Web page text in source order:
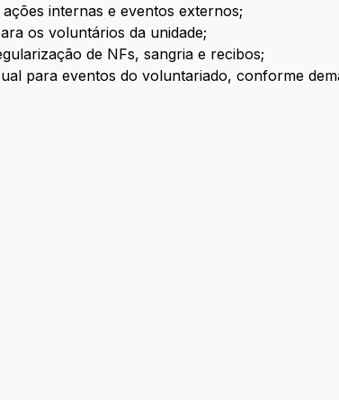
internas e eventos externos;
os voluntários da unidade;
de NFs, sangria e recibos;
para eventos do voluntariado, conforme